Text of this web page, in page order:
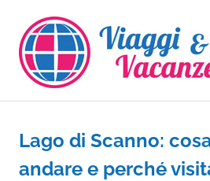
contenuto
Lago di Scanno:
andare e perché